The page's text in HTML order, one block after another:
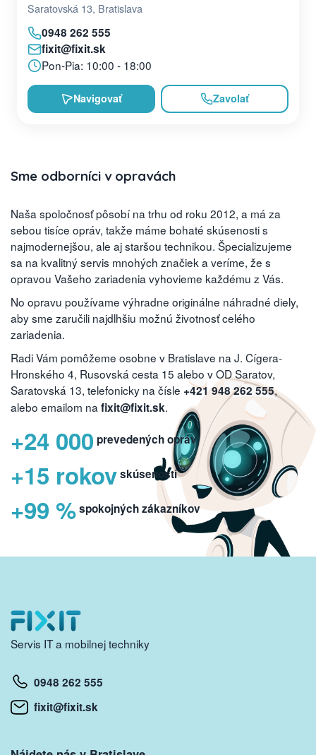
Saratovská 13, Bratislava
0948 262 555
fixit@fixit.sk
Pon-Pia: 10:00 - 18:00
Navigovať Zavolať
Sme odborníci v opravách
Naša spoločnosť pôsobí na trhu od roku 2012, a má za
sebou tisíce opráv, takže máme bohaté skúsenosti s
najmodernejšou, ale aj staršou technikou. Špecializujeme
sa na kvalitný servis mnohých značiek a veríme, že s
opravou Vašeho zariadenia vyhovieme každému z Vás.
No opravu používame výhradne originálne náhradné diely,
aby sme zaručili najdlhšiu možnú životnosť celého
zariadenia.
Radi Vám pomôžeme osobne v Bratislave na J. Cígera-
Hronského 4, Rusovská cesta 15 alebo v OD Saratov,
Saratovská 13, telefonicky na čísle +421 948 262 555,
alebo emailom na fixit@fixit.sk.
+24 000 prevedených opráv
+15 rokovskúseností
+99 %spokojných zákazníkov
Servis IT a mobilnej techniky
0948 262 555
fixit@fixit.sk